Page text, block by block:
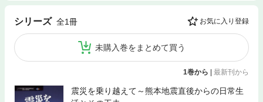
シリーズ 全1冊 お気に入り登録
未購入巻をまとめて買う
1巻から | 最新刊から
震災を乗り越えて～熊本地震直後からの日常生